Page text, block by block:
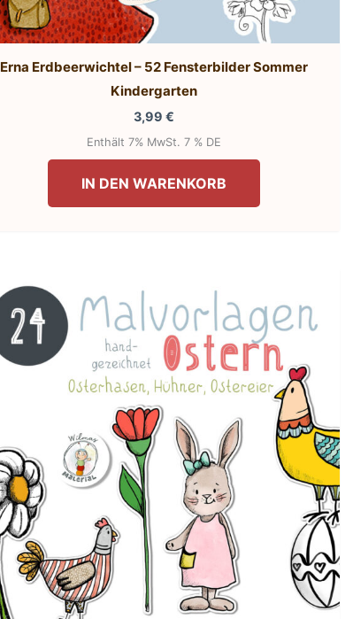
Erna Erdbeerwichtel – 52 Fensterbilder Sommer
Kindergarten
3,99 €
Enthält 7% MwSt. 7 % DE
IN DEN WARENKORB